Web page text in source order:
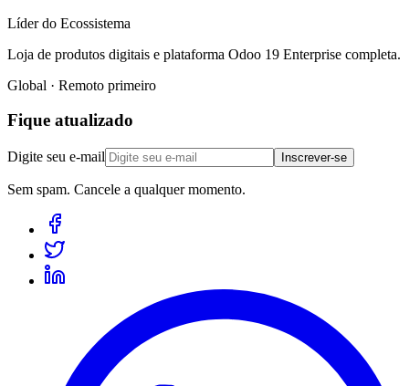
Líder do Ecossistema
Loja de produtos digitais e plataforma Odoo 19 Enterprise completa.
Global · Remoto primeiro
Fique atualizado
Digite seu e-mail Inscrever-se
Sem spam. Cancele a qualquer momento.